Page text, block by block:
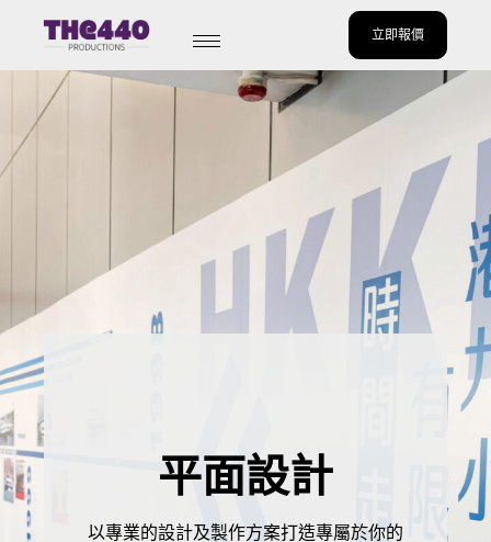
content
立即報價
平面設計
以專業的設計及製作方案打造專屬於你的